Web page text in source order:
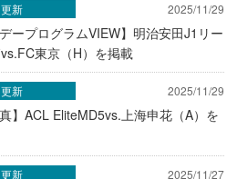
2025/11/29
デープログラムVIEW】明治安田J1リー
東京（H）を掲載
更新
2025/11/29
真】ACL EliteMD5vs.上海申花（A）を
更新
2025/11/27
更新